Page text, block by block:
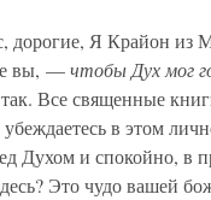
дорогие, Я Крайон из
вы, —чтобы Дух мог
Все священные
в этом
Духом и спокойно, в
Это чудо вашей